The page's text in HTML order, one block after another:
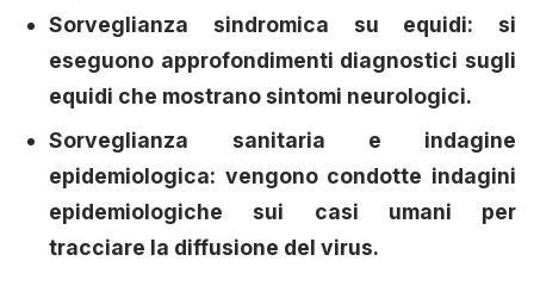
Sorveglianza sindromica su equidi: si
eseguono approfondimenti diagnostici sugli
equidi che mostrano sintomi neurologici.
Sorveglianza sanitaria e indagine
epidemiologica: vengono condotte indagini
epidemiologiche sui casi umani per
tracciare la diffusione del virus.